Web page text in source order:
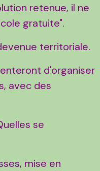
retenue, il ne
gratuite".
territoriale.
d'organiser
avec des
se
mise en